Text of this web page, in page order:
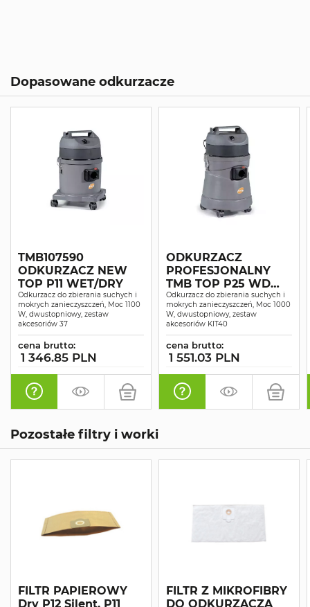
Dopasowane odkurzacze
TMB107590
ODKURZACZ NEW
TOP P11 WET/DRY
Odkurzacz do zbierania suchych i
mokrych zanieczyszczeń, Moc 1100
W, dwustopniowy, zestaw
akcesoriów 37
cena brutto:
1 346.85 PLN
ODKURZACZ
PROFESJONALNY
TMB TOP P25 WD
SUCHO-MOKRO
Odkurzacz do zbierania suchych i
mokrych zanieczyszczeń, Moc 1000
W, dwustopniowy, zestaw
akcesoriów KIT40
cena brutto:
1 551.03 PLN
Pozostałe filtry i worki
FILTR PAPIEROWY
Dry P12 Silent, P11
FILTR Z MIKROFIBRY
DO ODKURZACZA